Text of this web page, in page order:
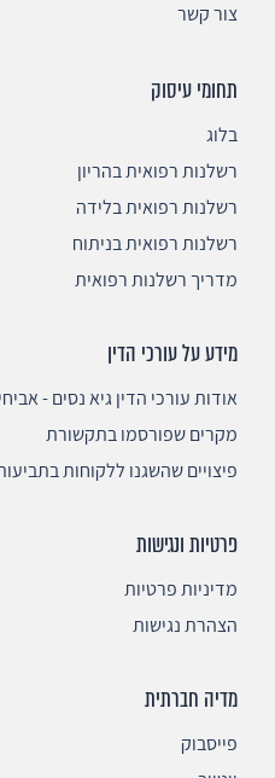
צור קשר
תחומי עיסוק
בלוג
רשלנות רפואית בהריון
רשלנות רפואית בלידה
רשלנות רפואית בניתוח
מדריך רשלנות רפואית
מידע על עורכי הדין
אודות עורכי הדין גיא נסים -
מקרים שפורסמו בתקשורת
פיצויים שהשגנו ללקוחות
פרטיות ונגישות
מדיניות פרטיות
הצהרת נגישות
מדיה חברתית
פייסבוק